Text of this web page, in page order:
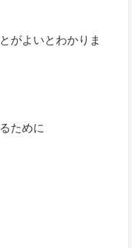
がよいとわかりま
ために